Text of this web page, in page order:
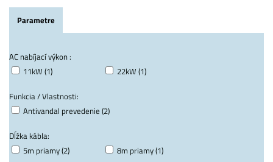
Parametre
AC nabíjací výkon :
11kW (1)
22kW (1)
Funkcia / Vlastnosti:
Antivandal prevedenie (2)
Dĺžka kábla:
5m priamy (2)
8m priamy (1)